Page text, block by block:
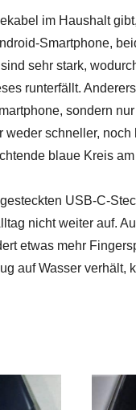
im Haushalt
Smartphone,
sehr stark,
runterfällt.
sondern
schneller,
blaue Kreis
USB-C-
nicht weiter auf.
etwas mehr
auf Wasser verhält,